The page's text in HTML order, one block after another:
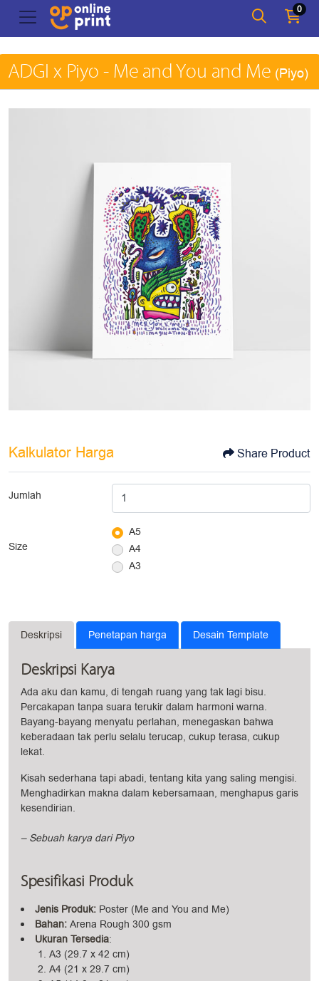
0
ADGI x Piyo - Me and You and Me (Piyo)
Kalkulator Harga Share Product
Jumlah
Size
A5
A4
A3
Deskripsi Penetapan harga Desain Template
Deskripsi Karya
Ada aku dan kamu, di tengah ruang yang tak lagi bisu.
Percakapan tanpa suara terukir dalam harmoni warna.
Bayang-bayang menyatu perlahan, menegaskan bahwa
keberadaan tak perlu selalu terucap, cukup terasa, cukup
lekat.
Kisah sederhana tapi abadi, tentang kita yang saling mengisi.
Menghadirkan makna dalam kebersamaan, menghapus garis
kesendirian.
– Sebuah karya dari Piyo
Spesifikasi Produk
Jenis Produk: Poster (Me and You and Me)
Bahan: Arena Rough 300 gsm
Ukuran Tersedia:
A3 (29.7 x 42 cm)
A4 (21 x 29.7 cm)